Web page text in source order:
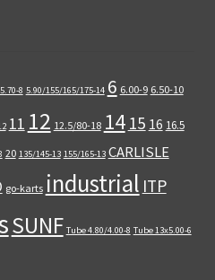
8 5.90/155/165/175-14 6 6.00-9 6.50-10
11 12 12.5/80-18 14 15 16 16.5
20 135/145-13 155/165-13 CARLISLE
go-karts industrial ITP
SUNF Tube 4.80/4.00-8 Tube 13x5.00-6